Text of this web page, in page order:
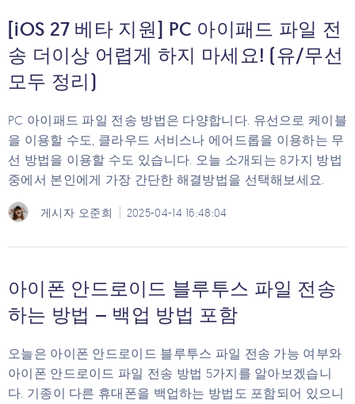
[iOS 27 베타 지원] PC 아이패드 파일 전
송 더이상 어렵게 하지 마세요! (유/무선
모두 정리)
PC 아이패드 파일 전송 방법은 다양합니다. 유선으로 케이블
을 이용할 수도, 클라우드 서비스나 에어드롭을 이용하는 무
선 방법을 이용할 수도 있습니다. 오늘 소개되는 8가지 방법
중에서 본인에게 가장 간단한 해결방법을 선택해보세요.
게시자 오준희 2025-04-14 16:48:04
아이폰 안드로이드 블루투스 파일 전송
하는 방법 – 백업 방법 포함
오늘은 아이폰 안드로이드 블루투스 파일 전송 가능 여부와
아이폰 안드로이드 파일 전송 방법 5가지를 알아보겠습니
다. 기종이 다른 휴대폰을 백업하는 방법도 포함되어 있으니